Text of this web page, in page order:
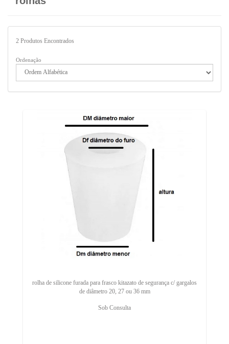
2 Produtos Encontrados
Ordenação
rolha de silicone furada para frasco kitazato de segurança c/ gargalos
de diâmetro 20, 27 ou 36 mm
Sob Consulta